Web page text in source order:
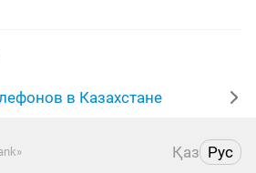
устройство power bank
в Казахстане
Қаз Рус